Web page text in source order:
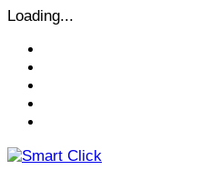
Vai
contenuto
Loading...